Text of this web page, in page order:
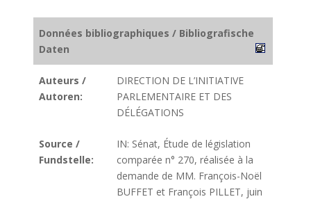
Données bibliographiques / Bibliografische
Daten
Auteurs /
Autoren:
DIRECTION DE L’INITIATIVE
PARLEMENTAIRE ET DES
DÉLÉGATIONS
Source /
Fundstelle:
IN: Sénat, Étude de législation
comparée n° 270, réalisée à la
demande de MM. François-Noël
BUFFET et François PILLET, juin